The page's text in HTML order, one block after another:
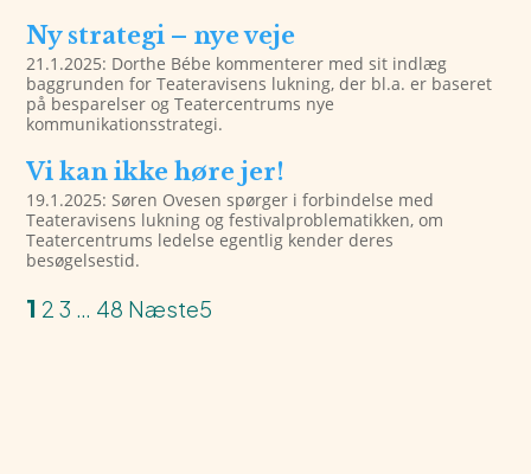
Ny strategi – nye veje
21.1.2025: Dorthe Bébe kommenterer med sit indlæg
baggrunden for Teateravisens lukning, der bl.a. er baseret
på besparelser og Teatercentrums nye
kommunikationsstrategi.
Vi kan ikke høre jer!
19.1.2025: Søren Ovesen spørger i forbindelse med
Teateravisens lukning og festivalproblematikken, om
Teatercentrums ledelse egentlig kender deres
besøgelsestid.
1 2 3 … 48 Næste